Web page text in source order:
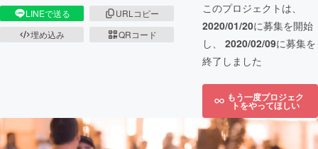
LINEで送る
URLコピー
埋め込み
QRコード
このプロジェクトは、
2020/01/20に募集を開始
し、 2020/02/09に募集を
終了しました
もう一度プロジェク
トをやってほしい